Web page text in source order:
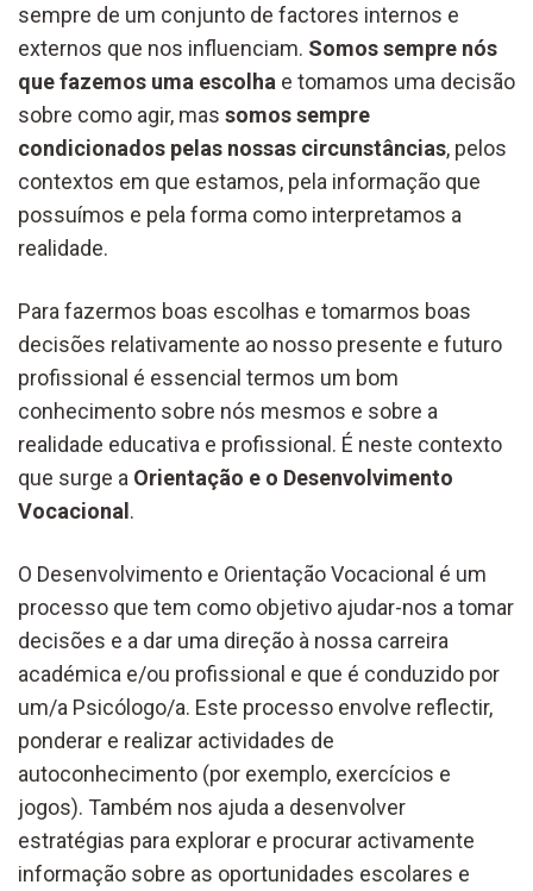
sempre de um conjunto de factores internos e
externos que nos influenciam. Somos sempre nós
que fazemos uma escolha e tomamos uma decisão
sobre como agir, mas somos sempre
condicionados pelas nossas circunstâncias, pelos
contextos em que estamos, pela informação que
possuímos e pela forma como interpretamos a
realidade.
Para fazermos boas escolhas e tomarmos boas
decisões relativamente ao nosso presente e futuro
profissional é essencial termos um bom
conhecimento sobre nós mesmos e sobre a
realidade educativa e profissional. É neste contexto
que surge a Orientação e o Desenvolvimento
Vocacional.
O Desenvolvimento e Orientação Vocacional é um
processo que tem como objetivo ajudar-nos a tomar
decisões e a dar uma direção à nossa carreira
académica e/ou profissional e que é conduzido por
um/a Psicólogo/a. Este processo envolve reflectir,
ponderar e realizar actividades de
autoconhecimento (por exemplo, exercícios e
jogos). Também nos ajuda a desenvolver
estratégias para explorar e procurar activamente
informação sobre as oportunidades escolares e